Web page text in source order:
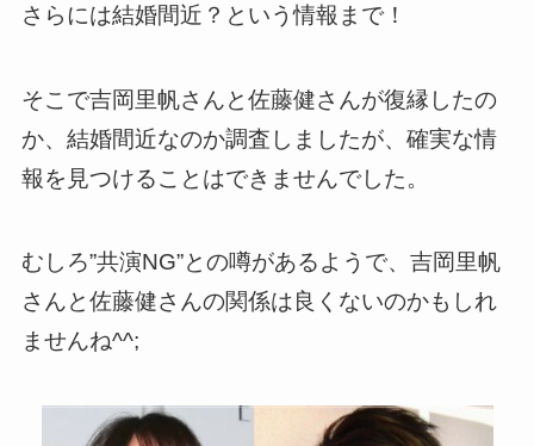
さらには結婚間近？という情報まで！
そこで吉岡里帆さんと佐藤健さんが復縁したの
か、結婚間近なのか調査しましたが、確実な情
報を見つけることはできませんでした。
むしろ”共演NG”との噂があるようで、吉岡里帆
さんと佐藤健さんの関係は良くないのかもしれ
ませんね^^;